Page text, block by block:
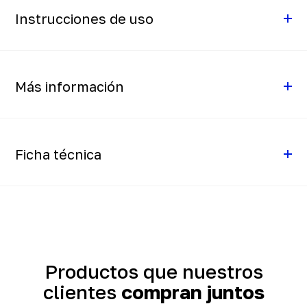
Instrucciones de uso
Más información
Ficha técnica
Productos que nuestros
clientes compran juntos